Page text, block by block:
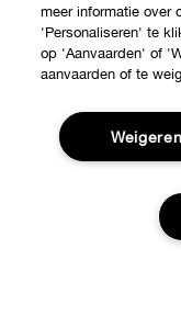
Verkooppunten
Aanbiedingen
Over Clinique
Internationale
Hulp nodig?
Contacteer Fabrikant
Privacy en
meer informatie over
'Personaliseren' te
op 'Aanvaarden' of
aanvaarden of te
Weigeren